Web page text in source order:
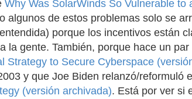
Why Was SolarWinds So Vulnerable to
algunos de estos problemas solo se
porque los incentivos están
la gente. También, porque hace un
Strategy to Secure Cyberspace
y que Joe Biden relanzó/reformuló
(versión archivada). Está por ver si